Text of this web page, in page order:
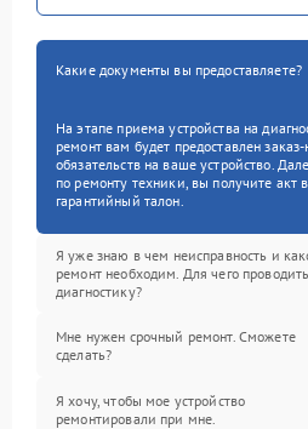
Какие документы вы предоставляете?
На этапе приема устройства на
ремонт вам будет предоставлен
обязательств на ваше устройство.
по ремонту техники, вы получите акт
гарантийный талон.
Я уже знаю в чем неисправность и
ремонт необходим. Для чего проводить
диагностику?
Мне нужен срочный ремонт. Сможете
сделать?
Я хочу, чтобы мое устройство
ремонтировали при мне.